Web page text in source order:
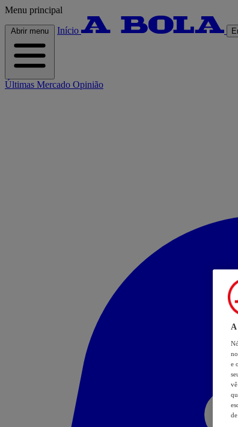
Menu principal
Abrir menu Início
Últimas Mercado Opinião
A
e